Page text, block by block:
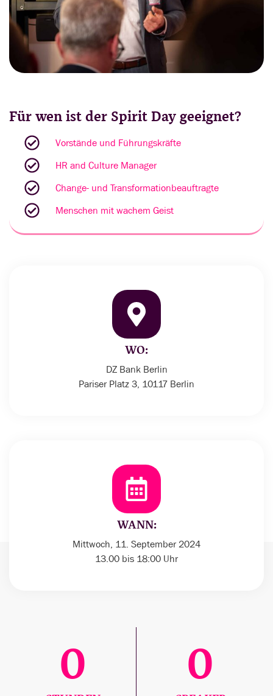
Für wen ist der Spirit Day geeignet?
Vorstände und Führungskräfte
HR and Culture Manager
Change- und Transformationbeauftragte
Menschen mit wachem Geist
WO:
DZ Bank Berlin
Pariser Platz 3, 10117 Berlin
WANN:
Mittwoch, 11. September 2024
13.00 bis 18:00 Uhr
0 0